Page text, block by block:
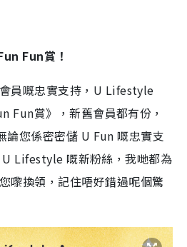
Fun賞！
員嘅忠實支持，U Lifestyle
Fun賞》，新舊會員都有份，
論您係密密儲 U Fun 嘅忠實支
Lifestyle 嘅新粉絲，我哋都為
嚟換領，記住唔好錯過呢個驚